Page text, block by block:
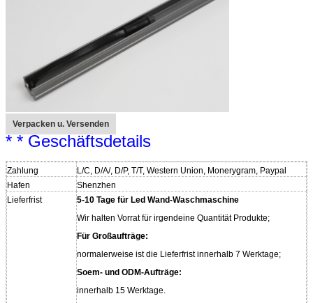
Verpacken u. Versenden
* * Geschäftsdetails
Zahlung
L/C, D/A/, D/P, T/T, Western Union, Monerygram, Paypal
Hafen
Shenzhen
Lieferfrist
5-10 Tage für Led Wand-Waschmaschine
Wir halten Vorrat für irgendeine Quantität Produkte;
Für Großaufträge:
normalerweise ist die Lieferfrist innerhalb 7 Werktage;
Soem- und ODM-Aufträge:
innerhalb 15 Werktage.